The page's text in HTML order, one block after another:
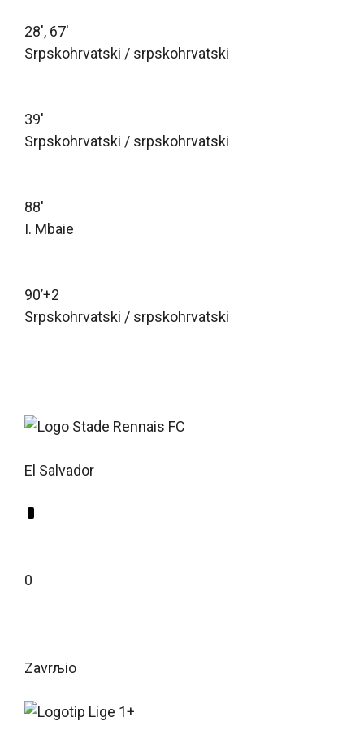
28′, 67′
Srpskohrvatski / srpskohrvatski
39′
Srpskohrvatski / srpskohrvatski
88′
I. Mbaie
90’+2
Srpskohrvatski / srpskohrvatski
El Salvador
0
Zavrљio